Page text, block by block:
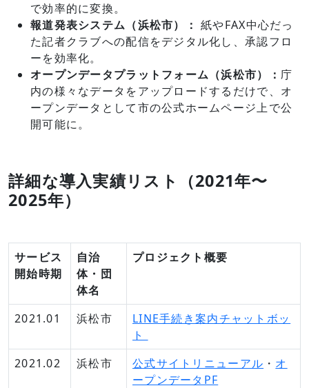
で効率的に変換。
報道発表システム（浜松市）： 紙やFAX中心だっ
た記者クラブへの配信をデジタル化し、承認フロ
ーを効率化。
オープンデータプラットフォーム（浜松市）： 庁
内の様々なデータをアップロードするだけで、オ
ープンデータとして市の公式ホームページ上で公
開可能に。
詳細な導入実績リスト（2021年〜
2025年）
サービス
開始時期
自治
体・団
体名
プロジェクト概要
2021.01 浜松市
LINE手続き案内チャットボッ
ト
2021.02
浜松市 公式サイトリニューアル ・ オ
ープンデータPF